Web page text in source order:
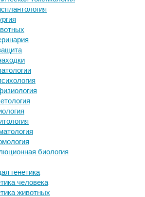
биология
генетика
человека
животных
последствия оспы
не исключаются
томографии ученые
увидели, как псилоцибин
личность человека
ребенок развился
современного. Темпы
по скелету из пещеры Амуд
осьминогов нашли
против рака
за новостями